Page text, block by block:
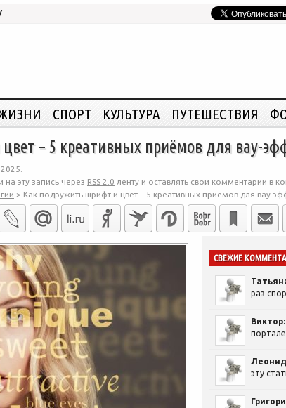
/
СПОРТ КУЛЬТУРА ПУТЕШЕСТВИЯ
– 5 креативных приёмов для вау-
эту запись через RSS 2.0 ленту и оставлять свои комментарии в
> Как подружить шрифт и цвет – 5 креативных приёмов для вау-
СВЕЖИЕ
раз
Виктор:
эту